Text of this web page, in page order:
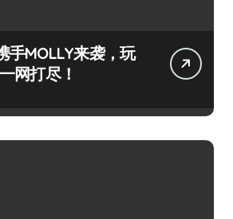
手MOLLY来袭，玩
网打尽！